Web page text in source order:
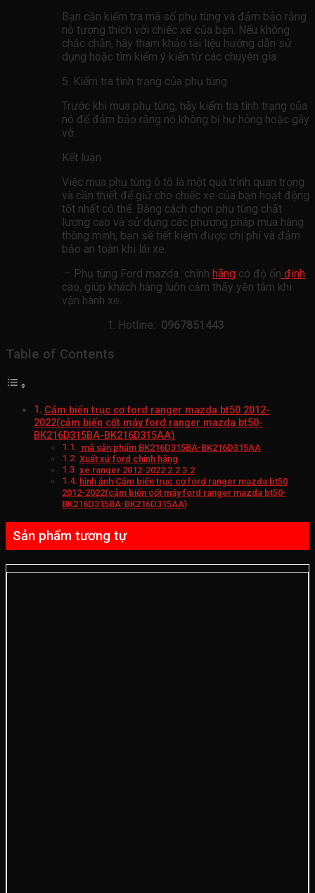
Bạn cần kiểm tra mã số phụ tùng và đảm bảo rằng
nó tương thích với chiếc xe của bạn. Nếu không
chắc chắn, hãy tham khảo tài liệu hướng dẫn sử
dụng hoặc tìm kiếm ý kiến ​​từ các chuyên gia.
5. Kiểm tra tình trạng của phụ tùng
Trước khi mua phụ tùng, hãy kiểm tra tình trạng của
nó để đảm bảo rằng nó không bị hư hỏng hoặc gãy
vỡ.
Kết luận
Việc mua phụ tùng ô tô là một quá trình quan trọng
và cần thiết để giữ cho chiếc xe của bạn hoạt động
tốt nhất có thể. Bằng cách chọn phụ tùng chất
lượng cao và sử dụng các phương pháp mua hàng
thông minh, bạn sẽ tiết kiệm được chi phí và đảm
bảo an toàn khi lái xe.
.– Phụ tùng Ford mazda chính hãng có độ ổn định
cao, giúp khách hàng luôn cảm thấy yên tâm khi
vận hành xe.
Hotline: 0967851443
Table of Contents
Cảm biến trục cơ ford ranger mazda bt50 2012-
2022(cảm biến cốt máy ford ranger mazda bt50-
BK216D315BA-BK216D315AA)
mã sản phẩm BK216D315BA-BK216D315AA
Xuất xứ ford chính hãng
xe ranger 2012-2022 2.2 3.2
hình ảnh Cảm biến trục cơ ford ranger mazda bt50
2012-2022(cảm biến cốt máy ford ranger mazda bt50-
BK216D315BA-BK216D315AA)
Sản phẩm tương tự